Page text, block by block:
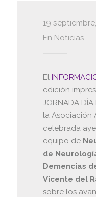
19
En Noticias
El
edición
JORNADA DÍA
la Asociación
celebrada
equipo de
de
Demencias
Vicente del
sobre los